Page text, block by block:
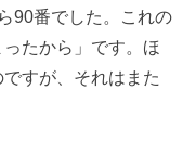
90番でした。これの
たから」です。ほ
すが、それはまた